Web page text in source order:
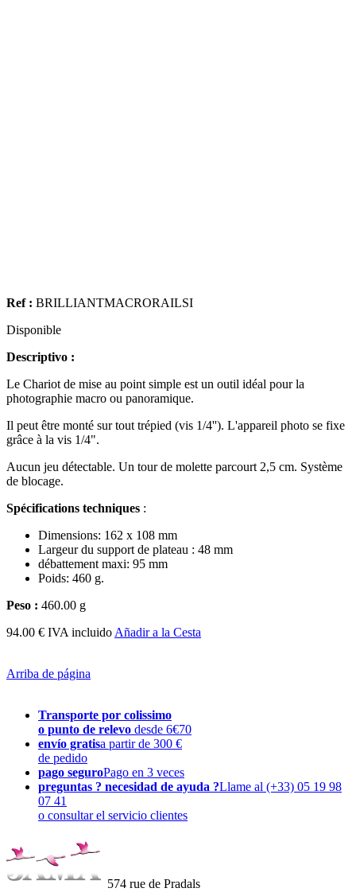
Ref : BRILLIANTMACRORAILSI
Disponible
Descriptivo :
Le Chariot de mise au point simple est un outil idéal pour la
photographie macro ou panoramique.
Il peut être monté sur tout trépied (vis 1/4''). L'appareil photo se fixe
grâce à la vis 1/4".
Aucun jeu détectable. Un tour de molette parcourt 2,5 cm. Système
de blocage.
Spécifications techniques :
Dimensions: 162 x 108 mm
Largeur du support de plateau : 48 mm
débattement maxi: 95 mm
Poids: 460 g.
Peso : 460.00 g
94.00 € IVA incluido Añadir a la Cesta
Arriba de página
Transporte por colissimo
o punto de relevo desde 6€70
envío gratisa partir de 300 €
de pedido
pago seguroPago en 3 veces
preguntas ? necesidad de ayuda ?Llame al (+33) 05 19 98
07 41
o consultar el servicio clientes
574 rue de Pradals